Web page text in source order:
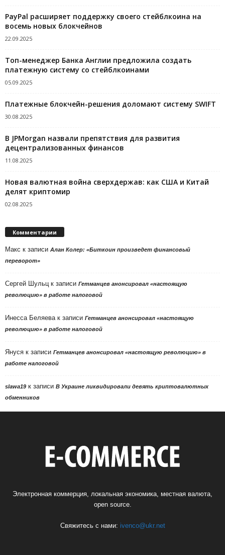
PayPal расширяет поддержку своего стейблкоина на
восемь новых блокчейнов
22.09.2025
Топ-менеджер Банка Англии предложила создать
платежную систему со стейблкоинами
05.09.2025
Платежные блокчейн-решения доломают систему SWIFT
30.08.2025
В JPMorgan назвали препятствия для развития
децентрализованных финансов
11.08.2025
Новая валютная война сверхдержав: как США и Китай
делят криптомир
02.08.2025
Комментарии
Макс к записи Алан Колер: «Биткоин произведет финансовый
переворот»
Сергей Шульц к записи Гетманцев анонсировал «настоящую
революцию» в работе налоговой
Инесса Беляева к записи Гетманцев анонсировал «настоящую
революцию» в работе налоговой
Януся к записи Гетманцев анонсировал «настоящую революцию» в
работе налоговой
slawa19 к записи В Украине ликвидировали девять криптовалютных
обменников
Электронная коммерция, локальная экономика, местная валюта,
open source.
Свяжитесь с нами: ivenco@ukr.net